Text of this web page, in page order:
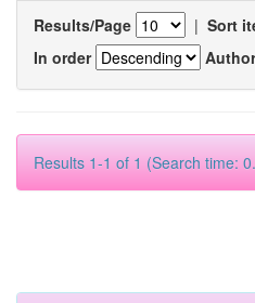
Results/Page | Sort
In order
Results 1-1 of 1 (Search time: